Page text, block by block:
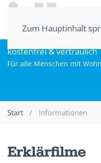
Zum Hauptinhalt
kostenfrei & vertraulich
Für alle Menschen mit
Start Informationen
Erklärfilme